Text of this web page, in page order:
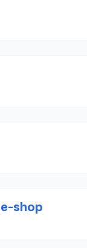
shop